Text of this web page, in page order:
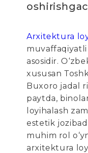
Arxitektura
asosidir.
xususan
Buxoro jadal
paytda,
loyihalash
estetik
muhim rol
arxitektura